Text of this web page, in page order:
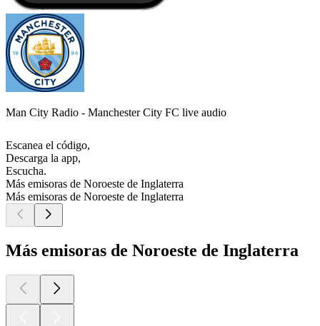
Man City Radio - Manchester City FC live audio
Escanea el código,
Descarga la app,
Escucha.
Más emisoras de Noroeste de Inglaterra
Más emisoras de Noroeste de Inglaterra
Más emisoras de Noroeste de Inglaterra